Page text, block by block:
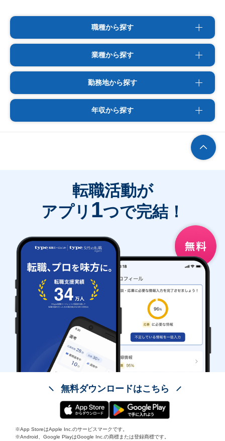
職種から探す
業種から探す
勤務地から探す
年収から探す
転職活動が
アプリ 1つで完結！
無料ダウンロードはこちら
※App StoreはApple Inc.のサービスマークです。
※Android、Google PlayはGoogle Inc.の商標または登録商標です。